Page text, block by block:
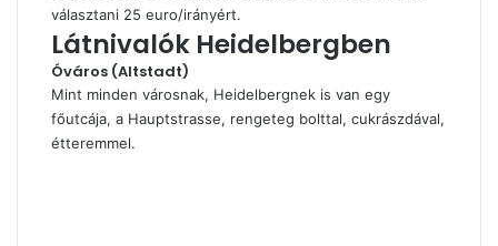
választani 25 euro/irányért.
Látnivalók Heidelbergben
Óváros (Altstadt)
Mint minden városnak, Heidelbergnek is van egy
főutcája, a Hauptstrasse, rengeteg bolttal, cukrászdával,
étteremmel.